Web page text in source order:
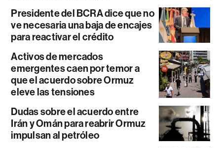
Presidente del BCRA dice que no
ve necesaria una baja de encajes
para reactivar el crédito
Activos de mercados
emergentes caen por temor a
que el acuerdo sobre Ormuz
eleve las tensiones
Dudas sobre el acuerdo entre
Irán y Omán para reabrir Ormuz
impulsan al petróleo